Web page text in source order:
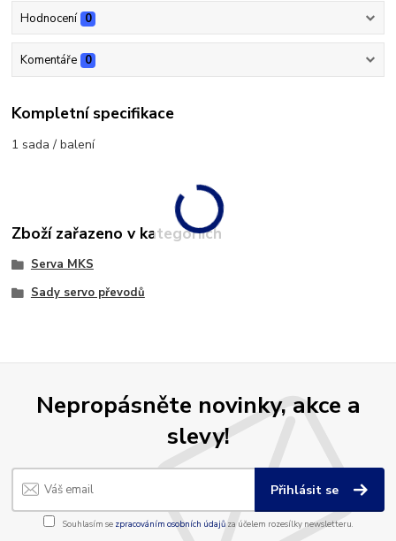
Hodnocení 0
Komentáře 0
Kompletní specifikace
1 sada / balení
Zboží zařazeno v kategoriích
Serva MKS
Sady servo převodů
Nepropásněte novinky, akce a
slevy!
Přihlásit se
Souhlasím se zpracováním osobních údajůza účelem rozesílky newsletteru.